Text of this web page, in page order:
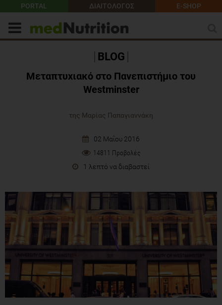
PORTAL ΔΙΑΙΤΟΛΟΓΟΣ E-SHOP
BLOG
Μεταπτυχιακό στο Πανεπιστήμιο του
Westminster
της Μαρίας Παπαγιαννάκη
02 Μαΐου 2016
14811 Προβολές
1 λεπτό να διαβαστεί